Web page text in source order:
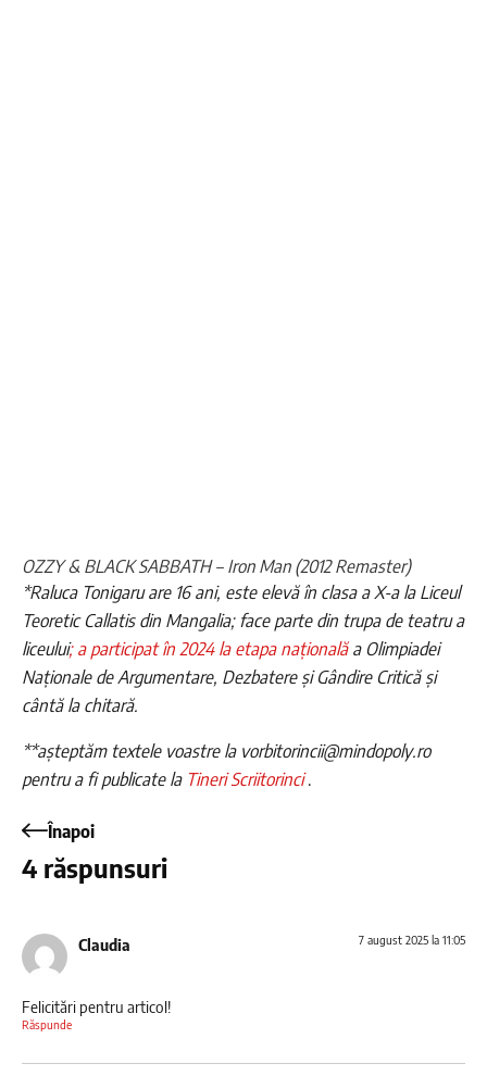
OZZY & BLACK SABBATH – Iron Man (2012 Remaster)
*Raluca Tonigaru are 16 ani, este elevă în clasa a X-a la Liceul
Teoretic Callatis din Mangalia; face parte din trupa de teatru a
liceului;a participat în 2024 la etapa naționalăa Olimpiadei
Naționale de Argumentare, Dezbatere și Gândire Critică și
cântă la chitară.
**așteptăm textele voastre la vorbitorincii@mindopoly.ro
pentru a fi publicate la Tineri Scriitorinci.
Înapoi
4 răspunsuri
Claudia 7 august 2025 la 11:05
Felicitări pentru articol!
Răspunde